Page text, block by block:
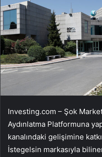
Investing.com – Şok
Aydınlatma Platformuna
kanalındaki gelişimine
İstegelsin markasıyla